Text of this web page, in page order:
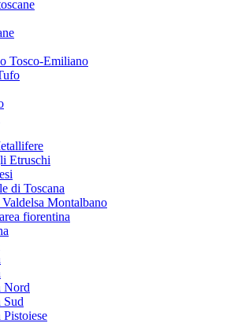
Tosco-Emiliano
Etruschi
di Toscana
Montalbano
fiorentina
Nord
Sud